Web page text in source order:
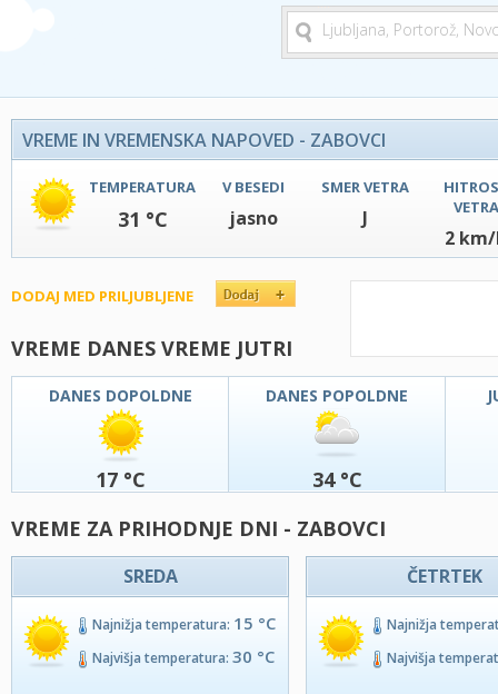
VREME IN VREMENSKA NAPOVED - ZABOVCI
TEMPERATURA
31 °C
V BESEDI
jasno
SMER VETRA
J
VETRA
2
DODAJ MED PRILJUBLJENE
VREME DANES VREME JUTRI
DANES DOPOLDNE
17 °C
DANES POPOLDNE
34 °C
VREME ZA PRIHODNJE DNI - ZABOVCI
SREDA
Najnižja temperatura: 15 °C
Najvišja temperatura: 30 °C
ČETRTEK
Najnižja
Najvišja